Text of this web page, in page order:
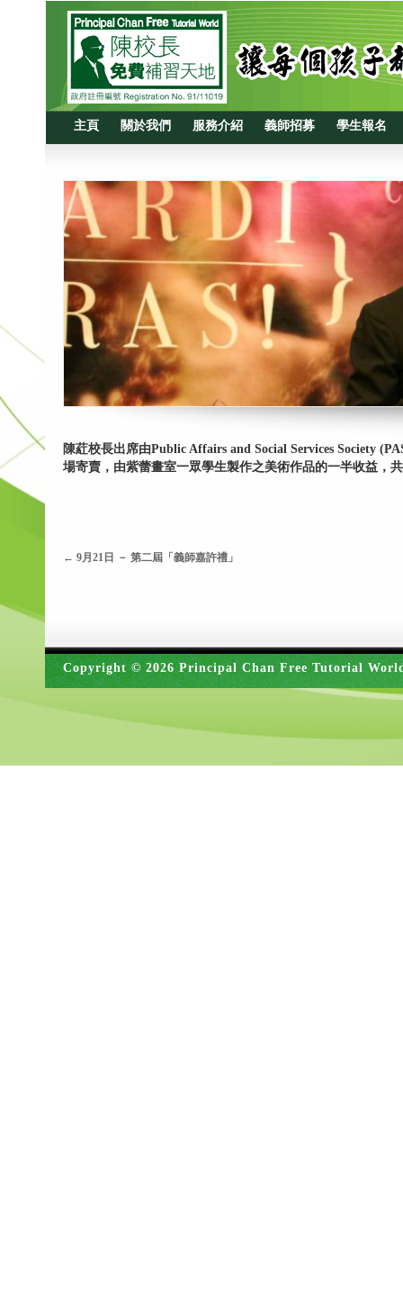
主頁 關於我們 服務介紹 義師招募 學生報名
陳葒校長出席由Public Affairs and Social Services Society
場寄賣，由紫蕾畫室一眾學生製作之美術作品的一半收益，
← 9月21日 － 第二屆「義師嘉許禮」
Copyright © 2026 Principal Chan Free Tutorial